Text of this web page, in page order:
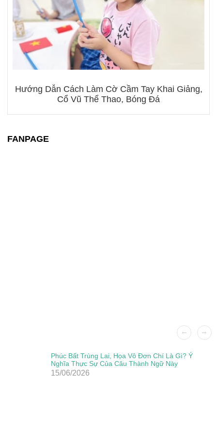
Hướng Dẫn Cách Làm Cờ Cầm Tay Khai Giảng,
Cổ Vũ Thể Thao, Bóng Đá
FANPAGE
Phúc Bất Trùng Lai, Họa Vô Đơn Chí Là Gì? Ý
Nghĩa Thực Sự Của Câu Thành Ngữ Này
15/06/2026